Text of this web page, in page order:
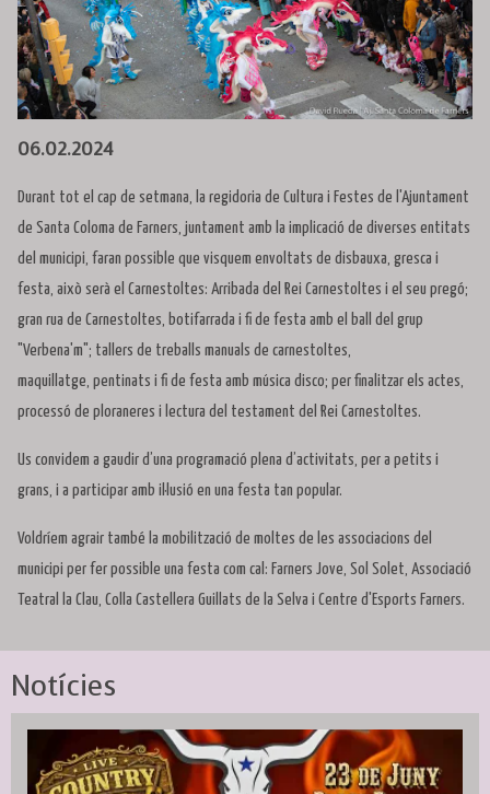
06.02.2024
Durant tot el cap de setmana, la regidoria de Cultura i Festes de l'Ajuntament
de Santa Coloma de Farners, juntament amb la implicació de diverses entitats
del municipi, faran possible que visquem envoltats de disbauxa, gresca i
festa, això serà el Carnestoltes: Arribada del Rei Carnestoltes i el seu pregó;
gran rua de Carnestoltes, botifarrada i fi de festa amb el ball del grup
"Verbena'm"; tallers de treballs manuals de carnestoltes,
maquillatge, pentinats i fi de festa amb música disco; per finalitzar els actes,
processó de ploraneres i lectura del testament del Rei Carnestoltes.
Us convidem a gaudir d’una programació plena d’activitats, per a petits i
grans, i a participar amb il·lusió en una festa tan popular.
Voldríem agrair també la mobilització de moltes de les associacions del
municipi per fer possible una festa com cal: Farners Jove, Sol Solet, Associació
Teatral la Clau, Colla Castellera Guillats de la Selva i Centre d'Esports Farners.
Notícies